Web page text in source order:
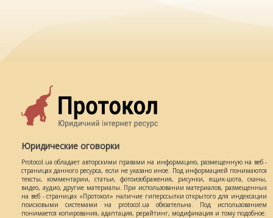
Юридические оговорки
Protocol.ua обладает авторскими правами на информацию, размещенную на веб -
страницах данного ресурса, если не указано иное. Под информацией понимаются
тексты, комментарии, статьи, фотоизображения, рисунки, ящик-шота, сканы,
видео, аудио, другие материалы. При использовании материалов, размещенных
на веб - страницах «Протокол» наличие гиперссылки открытого для индексации
поисковыми системами на protocol.ua обязательна. Под использованием
понимается копирования, адаптация, рерайтинг, модификация и тому подобное.